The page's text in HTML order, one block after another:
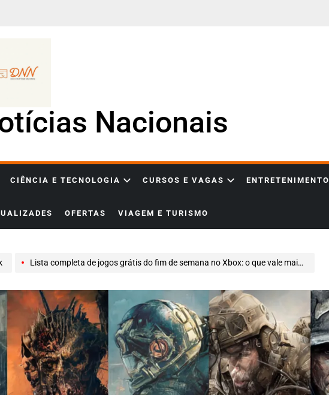
Nacionais
CIÊNCIA E TECNOLOGIA CURSOS E VAGAS ENTRETENIMENTO
OFERTAS VIAGEM E TURISMO
Lista completa de jogos grátis do fim de semana no Xbox: o que vale mais a pena jogar